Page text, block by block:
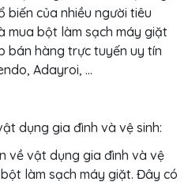
của nhiều người tiêu
mua bột làm sạch máy giặt
bán hàng trực tuyến uy tín
Adayroi, ...
dụng gia đình và vệ sinh:
về vật dụng gia đình và vệ
làm sạch máy giặt. Đây có